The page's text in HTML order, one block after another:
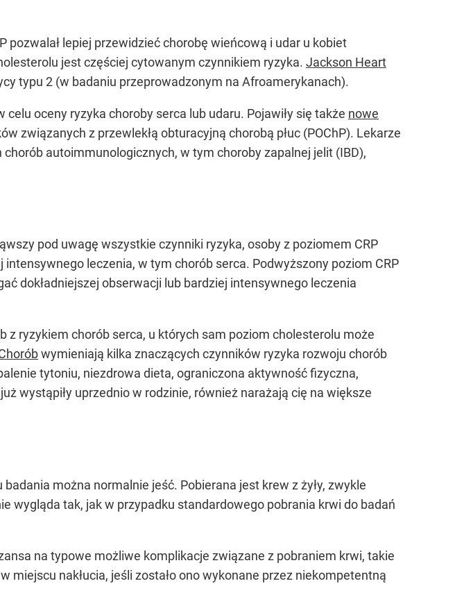
pozwalał lepiej przewidzieć chorobę wieńcową i udar u kobiet
jest częściej cytowanym czynnikiem ryzyka. Jackson Heart
typu 2 (w badaniu przeprowadzonym na Afroamerykanach).
oceny ryzyka choroby serca lub udaru. Pojawiły się także nowe
związanych z przewlekłą obturacyjną chorobą płuc (POChP). Lekarze
autoimmunologicznych, w tym choroby zapalnej jelit (IBD),
pod uwagę wszystkie czynniki ryzyka, osoby z poziomem CRP
leczenia, w tym chorób serca. Podwyższony poziom CRP
dokładniejszej obserwacji lub bardziej intensywnego leczenia
ryzykiem chorób serca, u których sam poziom cholesterolu może
wymieniają kilka znaczących czynników ryzyka rozwoju chorób
tytoniu, niezdrowa dieta, ograniczona aktywność fizyczna,
wystąpiły uprzednio w rodzinie, również narażają cię na większe
można normalnie jeść. Pobierana jest krew z żyły, zwykle
wygląda tak, jak w przypadku standardowego pobrania krwi do badań
na typowe możliwe komplikacje związane z pobraniem krwi, takie
miejscu nakłucia, jeśli zostało ono wykonane przez niekompetentną